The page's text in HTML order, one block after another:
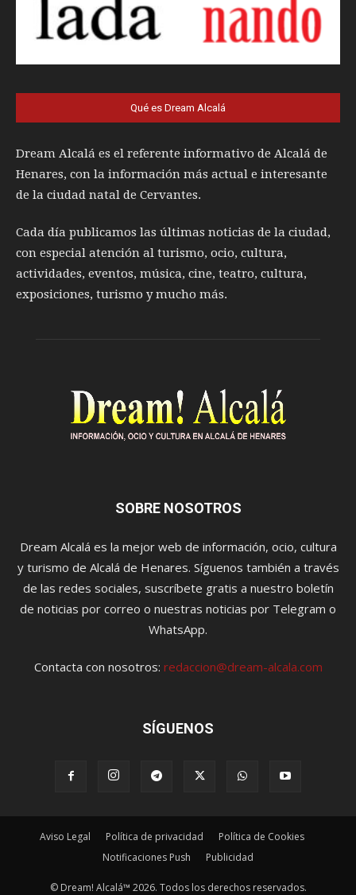
Qué es Dream Alcalá
Dream Alcalá es el referente informativo de Alcalá de
Henares, con la información más actual e interesante
de la ciudad natal de Cervantes.
Cada día publicamos las últimas noticias de la ciudad,
con especial atención al turismo, ocio, cultura,
actividades, eventos, música, cine, teatro, cultura,
exposiciones, turismo y mucho más.
SOBRE NOSOTROS
Dream Alcalá es la mejor web de información, ocio, cultura
y turismo de Alcalá de Henares. Síguenos también a través
de las redes sociales, suscríbete gratis a nuestro boletín
de noticias por correo o nuestras noticias por Telegram o
WhatsApp.
Contacta con nosotros: redaccion@dream-alcala.com
SÍGUENOS
Aviso Legal Política de privacidad
Política de Cookies
Notificaciones Push
Publicidad
© Dream! Alcalá™ 2026. Todos los derechos reservados.